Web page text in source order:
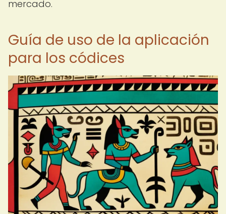
mercado.
Guía de uso de la aplicación
para los códices